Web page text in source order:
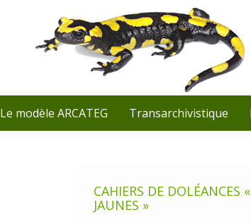
Recherche
:
Le modèle ARCATEG Transarchivistique
CAHIERS DE DOLÉANCES
JAUNES »